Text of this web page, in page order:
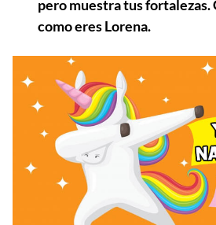
pero muestra tus fortalezas.
como eres Lorena.